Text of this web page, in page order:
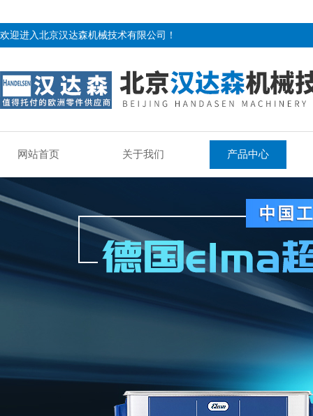
欢迎进入北京汉达森机械技术有限公司！
网站首页 关于我们 产品中心